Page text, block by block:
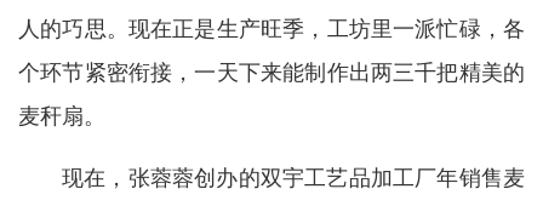
人的巧思。现在正是生产旺季，工坊里一派忙碌，各
个环节紧密衔接，一天下来能制作出两三千把精美的
麦秆扇。
现在，张蓉蓉创办的双宇工艺品加工厂年销售麦